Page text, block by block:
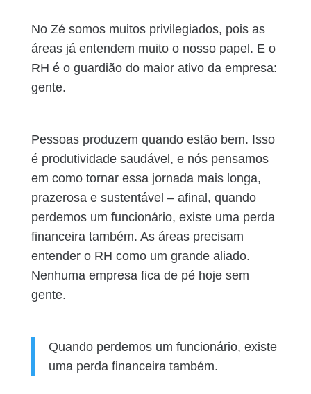
No Zé somos muitos privilegiados, pois as
áreas já entendem muito o nosso papel. E o
RH é o guardião do maior ativo da empresa:
gente.
Pessoas produzem quando estão bem. Isso
é produtividade saudável, e nós pensamos
em como tornar essa jornada mais longa,
prazerosa e sustentável – afinal, quando
perdemos um funcionário, existe uma perda
financeira também. As áreas precisam
entender o RH como um grande aliado.
Nenhuma empresa fica de pé hoje sem
gente.
Quando perdemos um funcionário, existe
uma perda financeira também.